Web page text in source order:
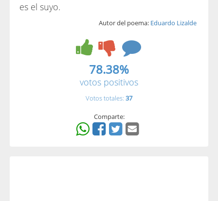
es el suyo.
Autor del poema: Eduardo Lizalde
78.38%
votos positivos
Votos totales: 37
Comparte: